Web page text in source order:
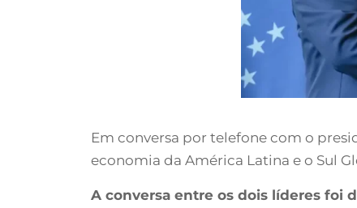
Em conversa por telefone com o
economia da América Latina e o Sul
A conversa entre os dois líderes foi